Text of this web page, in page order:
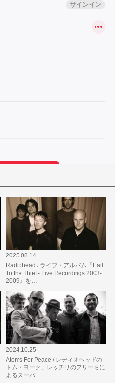
2025.08.14
Radiohead / ライブ・アルバム『Hail
To the Thief - Live Recordings 2003-
2009』を…
2024.10.25
Atoms For Peace / レディオヘッドの
トム・ヨーク、レッチリのフリーらに
よるスーパ…